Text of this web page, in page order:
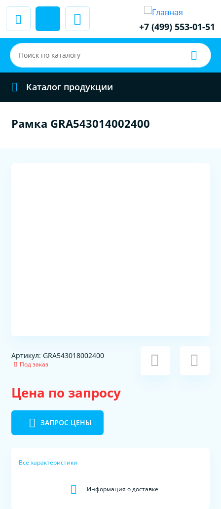
+7 (499) 553-01-51
Каталог продукции
Рамка GRA543014002400
Артикул: GRA543018002400
Под заказ
Цена по запросу
ЗАПРОС ЦЕНЫ
Все характеристики
Информация о доставке